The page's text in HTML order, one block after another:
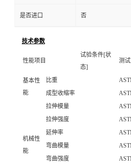
是否进口 否
技术参数
性能项目
试验条件[状
态]
测
基本性
能
比重
成型收缩率
机械性
能
拉伸模量
拉伸强度
延伸率
弯曲模量
弯曲强度